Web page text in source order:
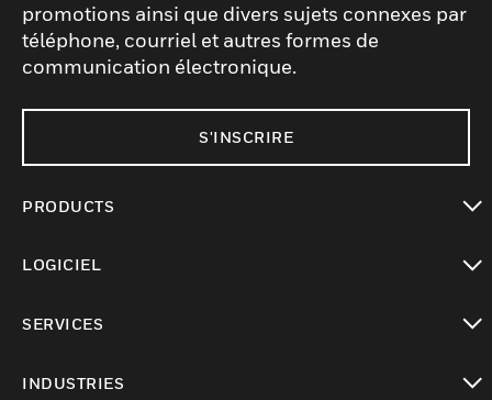
promotions ainsi que divers sujets connexes par
téléphone, courriel et autres formes de
communication électronique.
S'INSCRIRE
PRODUCTS
LOGICIEL
SERVICES
INDUSTRIES